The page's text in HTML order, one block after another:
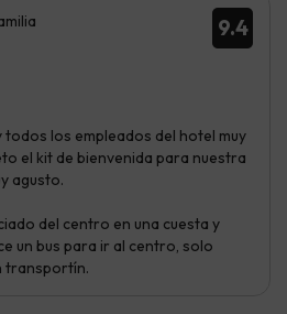
9.4
todos los empleados del hotel muy
el kit de bienvenida para nuestra
agusto.
del centro en una cuesta y
un bus para ir al centro, solo
transportín.